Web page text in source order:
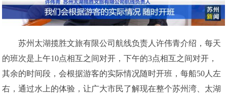
苏州太湖揽胜文旅有限公司航线负责人许伟青介绍，每天
的班次是上午10点相互之间对开，下午的3点相互之间对开，
其余的时间段，会根据游客的实际情况随时开班，每船50人左
右，通过水上的体验，让广大市民了解现在整个苏州湾、太湖